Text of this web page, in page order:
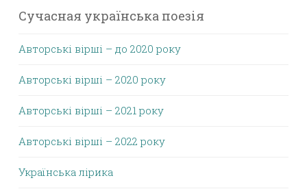
Сучасная українська поезія
Авторські вірші – до 2020 року
Авторські вірші – 2020 року
Авторські вірші – 2021 року
Авторські вірші – 2022 року
Українська лірика